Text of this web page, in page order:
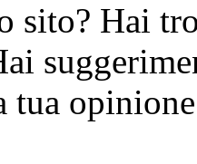
sito? Hai